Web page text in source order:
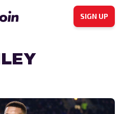
SIGN UP